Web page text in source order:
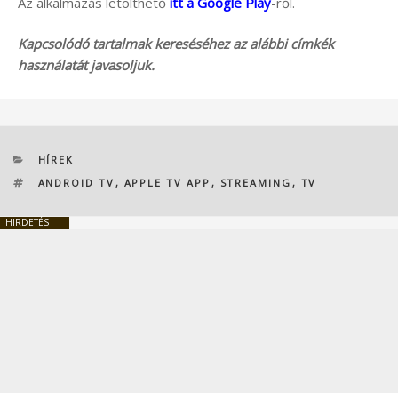
Kapcsolódó tartalmak kereséséhez az alábbi címkék
használatát javasoljuk.
KATEGÓRIÁK
HÍREK
CÍMKÉK
ANDROID TV , APPLE TV APP , STREAMING , TV
HIRDETÉS